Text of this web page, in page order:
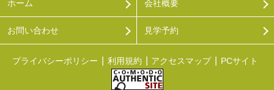
ホーム 会社概要
お問い合わせ 見学予約
プライバシーポリシー 利用規約 アクセスマップ PCサイト